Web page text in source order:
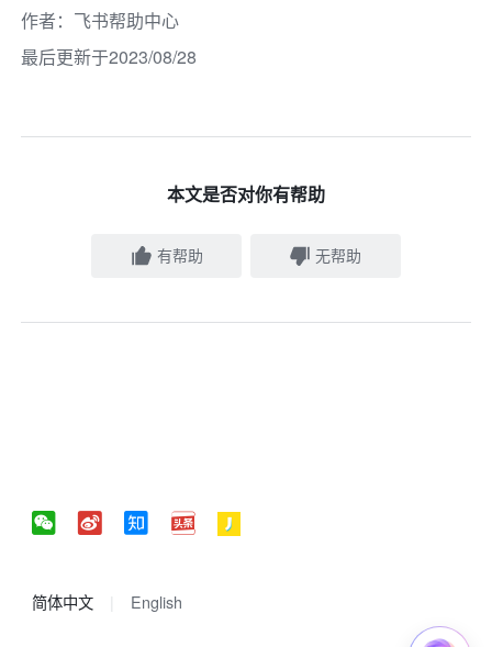
作者： 飞书帮助中心
最后更新于2023/08/28
本文是否对你有帮助
有帮助 无帮助
简体中文 English